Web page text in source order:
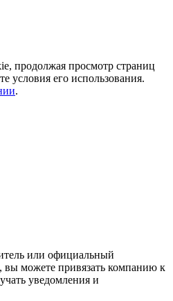
продолжая просмотр страниц
условия его использования.
.
или официальный
вы можете привязать компанию к
уведомления и